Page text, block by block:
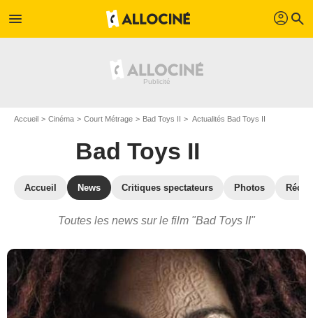
menu profil search
Accueil Cinéma Court Métrage Bad Toys II Actualités Bad Toys II
Bad Toys II
Accueil News Critiques spectateurs Photos
Toutes les news sur le film "Bad Toys II"